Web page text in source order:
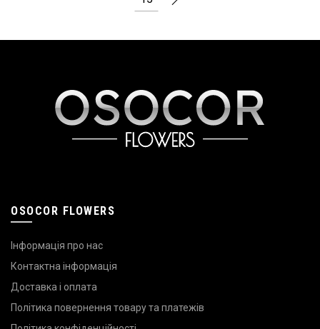
OSOCOR FLOWERS
Інформація про нас
Контактна інформація
Доставка і оплата
Політика повернення товару та платежів